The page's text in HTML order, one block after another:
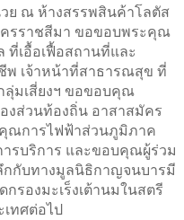
ย ณ ห้างสรรพสินค้าโลตัส
ครราชสีมา ขอขอบพระคุณ
ที่เอื้อเฟื้อสถานที่และ
เจ้าหน้าที่สาธารณสุข ที่
ลุ่มเสี่ยงฯ ขอขอบคุณ
งส่วนท้องถิ่น อาสาสมัคร
ณการไฟฟ้าส่วนภูมิภาค
รบริการ และขอบคุณผู้ร่วม
กับทางมูลนิธิกาญจนบารมี
รองมะเร็งเต้านมในสตรี
ทศต่อไป